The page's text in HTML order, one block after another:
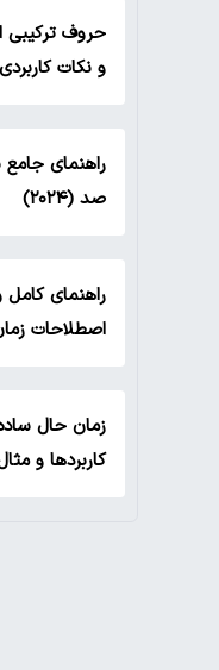
حروف ترکیبی
و نکات کاربردی
راهنمای جامع
صد (۲۰۲۴)
راهنمای
اصطلاحات
زمان حال
کاربردها و